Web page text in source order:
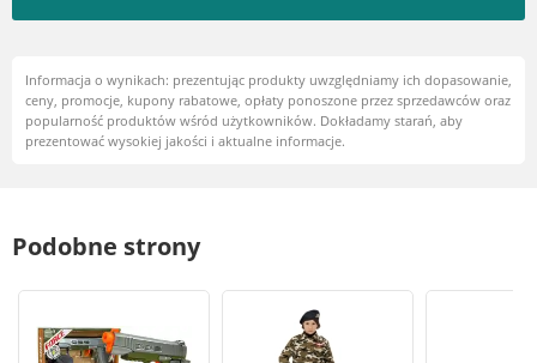
Informacja o wynikach: prezentując produkty uwzględniamy ich dopasowanie,
ceny, promocje, kupony rabatowe, opłaty ponoszone przez sprzedawców oraz
popularność produktów wśród użytkowników. Dokładamy starań, aby
prezentować wysokiej jakości i aktualne informacje.
Podobne strony